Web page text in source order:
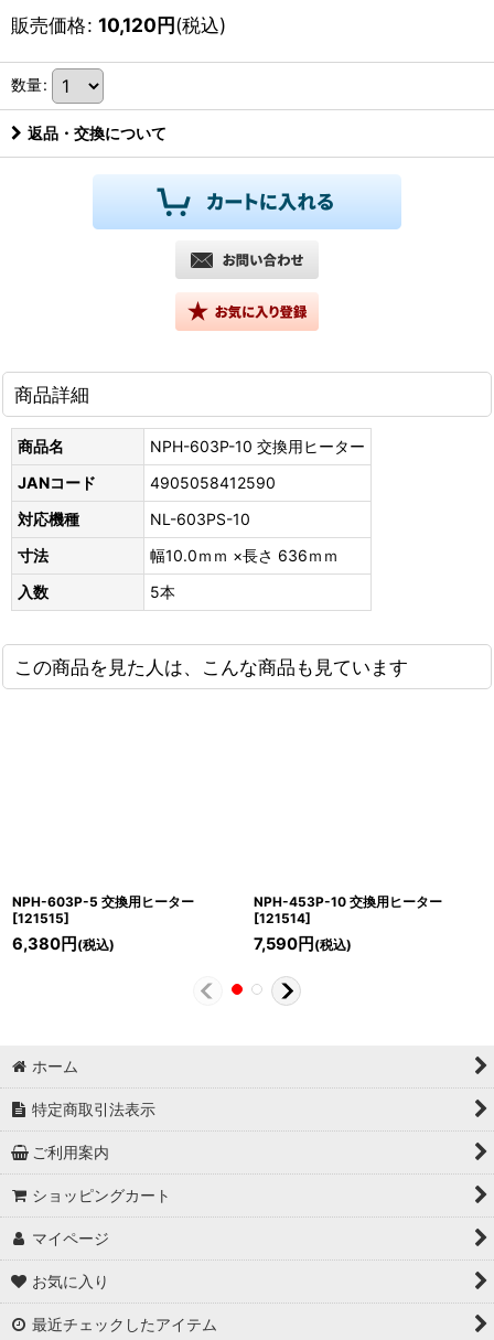
販売価格: 10,120円(税込)
数量:
返品・交換について
商品詳細
商品名
NPH-603P-10 交換用ヒーター
JANコード
4905058412590
対応機種
NL-603PS-10
寸法
幅10.0ｍｍ ×長さ 636ｍｍ
入数
5本
この商品を見た人は、こんな商品も見ています
NPH-603P-5 交換用ヒーター
[121515]
6,380円 (税込)
NPH-453P-10 交換用ヒーター
[121514]
7,590円 (税込)
ホーム
特定商取引法表示
ご利用案内
ショッピングカート
マイページ
お気に入り
最近チェックしたアイテム